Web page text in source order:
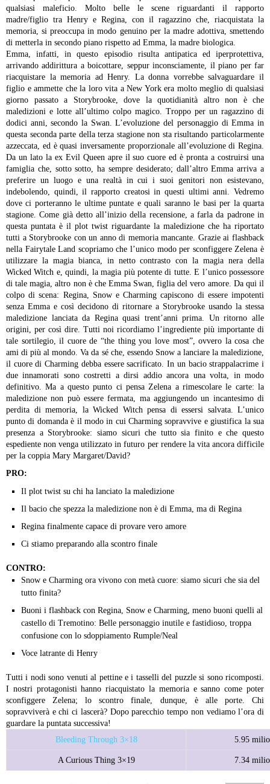
qualsiasi maleficio. Molto belle le scene riguardanti il rapporto
madre/figlio tra Henry e Regina, con il ragazzino che, riacquistata la
memoria, si preoccupa in modo genuino per la madre adottiva, smettendo
di metterla in secondo piano rispetto ad Emma, la madre biologica.
Emma, infatti, in questo episodio risulta antipatica ed iperprotettiva,
arrivando addirittura a boicottare, seppur inconsciamente, il piano per far
riacquistare la memoria ad Henry. La donna vorrebbe salvaguardare il
figlio e ammette che la loro vita a New York era molto meglio di qualsiasi
giorno passato a Storybrooke, dove la quotidianità altro non è che
maledizioni e lotte all’ultimo colpo magico. Troppo per un ragazzino di
dodici anni, secondo la Swan. L’evoluzione del personaggio di Emma in
questa seconda parte della terza stagione non sta risultando particolarmente
azzeccata, ed è quasi inversamente proporzionale all’evoluzione di Regina.
Da un lato la ex Evil Queen apre il suo cuore ed è pronta a costruirsi una
famiglia che, sotto sotto, ha sempre desiderato; dall’altro Emma arriva a
preferire un luogo e una realtà in cui i suoi genitori non esistevano,
indebolendo, quindi, il rapporto creatosi in questi ultimi anni. Vedremo
dove ci porteranno le ultime puntate e quali saranno le basi per la quarta
stagione. Come già detto all’inizio della recensione, a farla da padrone in
questa puntata è il plot twist riguardante la maledizione che ha riportato
tutti a Storybrooke con un anno di memoria mancante. Grazie ai flashback
nella Fairytale Land scopriamo che l’unico modo per sconfiggere Zelena è
utilizzare la magia bianca, in netto contrasto con la magia nera della
Wicked Witch e, quindi, la magia più potente di tutte. E l’unico possessore
di tale magia, altro non è che Emma Swan, figlia del vero amore. Da qui il
colpo di scena: Regina, Snow e Charming capiscono di essere impotenti
senza Emma e così decidono di ritornare a Storybrooke usando la stessa
maledizione lanciata da Regina quasi trent’anni prima. Un ritorno alle
origini, per così dire. Tutti noi ricordiamo l’ingrediente più importante di
tale sortilegio, il cuore de “the thing you love most”, ovvero la cosa che
ami di più al mondo. Va da sé che, essendo Snow a lanciare la maledizione,
il cuore di Charming debba essere sacrificato. In un bacio strappalacrime i
due innamorati sono costretti a dirsi addio ancora una volta, in modo
definitivo. Ma a questo punto ci pensa Zelena a rimescolare le carte: la
maledizione non può essere fermata, ma aggiungendo un incantesimo di
perdita di memoria, la Wicked Witch pensa di essersi salvata. L’unico
punto di domanda è il modo in cui Charming sopravvive e giustifica la sua
presenza a Storybrooke: siamo sicuri che tutto sia finito e che questo
espediente non venga utilizzato in futuro per rendere la vita ancora difficile
per la coppia Mary Margaret/David?
PRO:
Il plot twist su chi ha lanciato la maledizione
Il bacio che spezza la maledizione non è di Emma, ma di Regina
Regina finalmente capace di provare vero amore
Ci stiamo preparando alla scontro finale
CONTRO:
Snow e Charming ora vivono con metà cuore: siamo sicuri che sia del
tutto finita?
Buoni i flashback con Regina, Snow e Charming, meno buoni quelli al
castello di Tremotino: Belle personaggio inutile e fastidioso, troppa
confusione con lo sdoppiamento Rumple/Neal
Voce latrante di Henry
Tutti i nodi sono venuti al pettine e i tasselli del puzzle si sono ricomposti.
I nostri protagonisti hanno riacquistato la memoria e sanno come poter
sconfiggere Zelena; lo scontro finale, dunque, è alle porte. Chi
sopravviverà e chi ci lascerà? Dopo parecchio tempo non vediamo l’ora di
guardare la puntata successiva!
Bleeding Through 3×18
5.95
A Curious Thing 3×19 7.34